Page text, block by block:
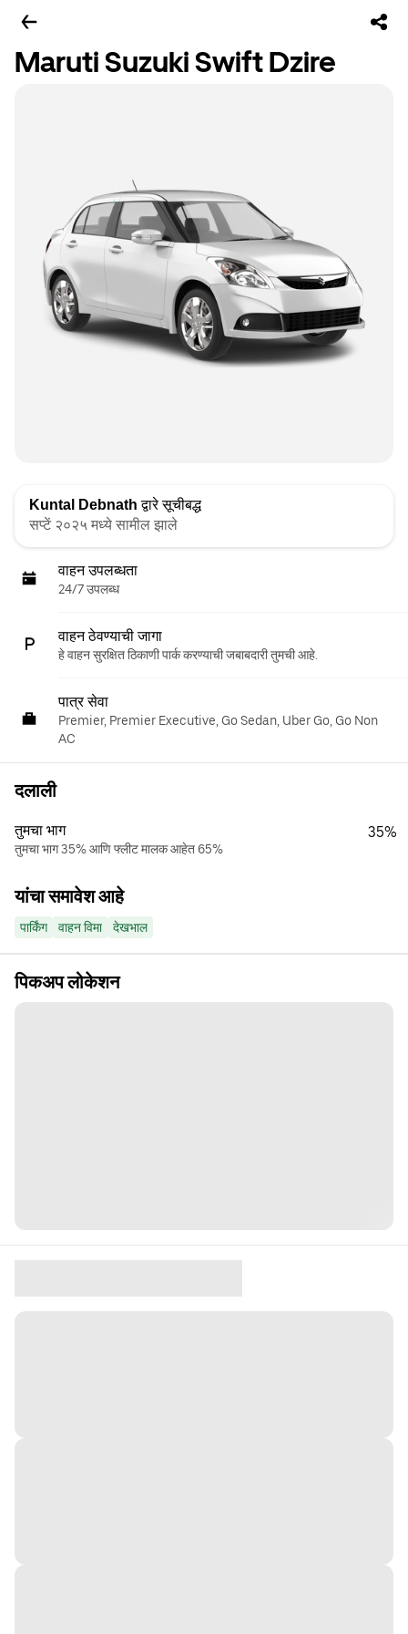
Maruti Suzuki Swift Dzire
Kuntal Debnath द्वारे सूचीबद्ध
सप्टें २०२५ मध्ये सामील झाले
वाहन उपलब्धता
24/7 उपलब्ध
वाहन ठेवण्याची जागा
हे वाहन सुरक्षित ठिकाणी पार्क करण्याची जबाबदारी तुमची आहे.
पात्र सेवा
Premier, Premier Executive, Go Sedan, Uber Go, Go Non
AC
दलाली
तुमचा भाग
तुमचा भाग 35% आणि फ्लीट मालक आहेत 65%
35%
यांचा समावेश आहे
पार्किंग वाहन विमा देखभाल
पिकअप लोकेशन